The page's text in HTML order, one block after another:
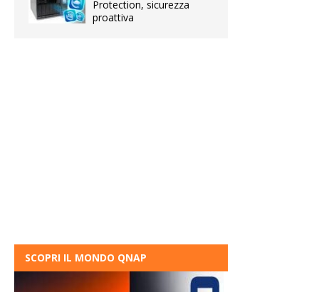
Protection, sicurezza
proattiva
SCOPRI IL MONDO QNAP